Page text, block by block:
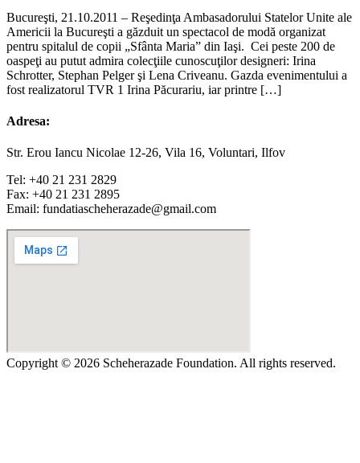
Bucureşti, 21.10.2011 – Reşedinţa Ambasadorului Statelor Unite ale
Americii la Bucureşti a găzduit un spectacol de modă organizat
pentru spitalul de copii „Sfânta Maria” din Iaşi. Cei peste 200 de
oaspeţi au putut admira colecţiile cunoscuţilor designeri: Irina
Schrotter, Stephan Pelger şi Lena Criveanu. Gazda evenimentului a
fost realizatorul TVR 1 Irina Păcurariu, iar printre […]
Adresa:
Str. Erou Iancu Nicolae 12-26, Vila 16, Voluntari, Ilfov
Tel: +40 21 231 2829
Fax: +40 21 231 2895
Email: fundatiascheherazade@gmail.com
Copyright © 2026 Scheherazade Foundation. All rights reserved.